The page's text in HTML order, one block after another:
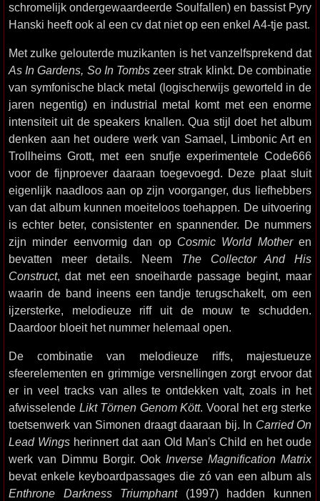
schromelijk ondergewaardeerde Soulfallen) en bassist Pyry
Hanski heeft ook al een cv dat niet op een enkel A4-tje past.
Met zulke gelouterde muzikanten is het vanzelfsprekend dat
As In Gardens, So In Tombs zeer strak klinkt. De combinatie
van symfonische black metal (logischerwijs geworteld in de
jaren negentig) en industrial metal komt met een enorme
intensiteit uit de speakers knallen. Qua stijl doet het album
denken aan het oudere werk van Samael, Limbonic Art en
Trollheims Grott, met een snufje experimentele Code666
voor de fijnproever daaraan toegevoegd. Deze plaat sluit
eigenlijk naadloos aan op zijn voorganger, dus liefhebbers
van dat album kunnen moeiteloos toehappen. De uitvoering
is echter beter, consistenter en spannender. De nummers
zijn minder eenvormig dan op Cosmic World Motheren
bevatten meer details. Neem The Collector And His
Construct, dat met een snoeiharde passage begint, maar
waarin de band ineens een tandje terugschakelt, om een
ijzersterke, melodieuze riff uit de mouw te schudden.
Daardoor bloeit het nummer helemaal open.
De combinatie van melodieuze riffs, majestueuze
sfeerelementen en grimmige versnellingen zorgt ervoor dat
er in veel tracks van alles te ontdekken valt, zoals in het
afwisselende Likt Törnen Genom Kött. Vooral het erg sterke
toetsenwerk van Simonen draagt daaraan bij. In Carried On
Lead Wings herinnert dat aan Old Man's Child en het oude
werk van Dimmu Borgir. Ook Inverse Magnification Matrix
bevat enkele keyboardpassages die zó van een album als
Enthrone Darkness Triumphant(1997) hadden kunnen